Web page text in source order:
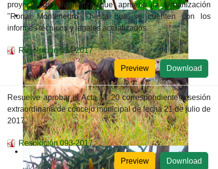
proyecto de ordenanza que aprueba la Urbanización
"Ronal Montenegro", hasta que se cuenten con los
informes técnicos y legales actualizados.
Resolución 094-2017
Download
Preview
Resuelve aprobar el Acta N° 20 correspondiente a sesión
extraordinaria de concejo municipal de fecha 21 de julio de
2017.
Resolución 093-2017
Download
Preview